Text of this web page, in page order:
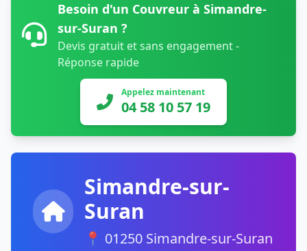
Besoin d'un Couvreur à Simandre-
sur-Suran ?
Devis gratuit et sans engagement -
Réponse rapide
Appelez maintenant
04 58 10 57 19
Simandre-sur-
Suran
📍 01250 Simandre-sur-Suran